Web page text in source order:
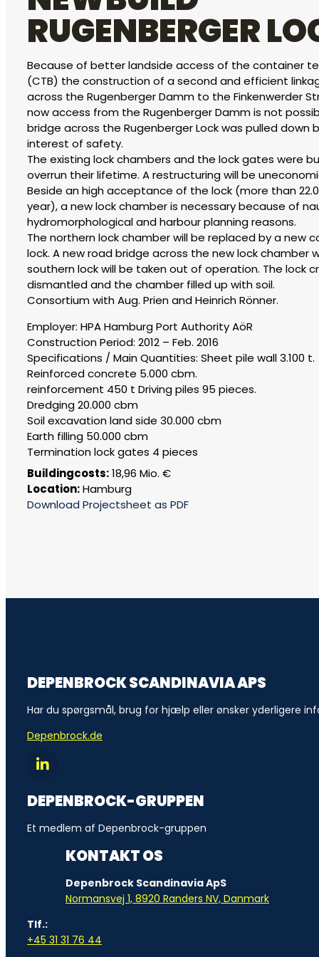
RUGENBERGER
Because of better landside access of the container
(CTB) the construction of a second and efficient
across the Rugenberger Damm to the Finkenwerder
now access from the Rugenberger Damm is not
bridge across the Rugenberger Lock was pulled down
interest of safety.
The existing lock chambers and the lock gates were
overrun their lifetime. A restructuring will be
Beside an high acceptance of the lock (more than
year), a new lock chamber is necessary because of
hydromorphological and harbour planning reasons.
The northern lock chamber will be replaced by a new
lock. A new road bridge across the new lock chamber
southern lock will be taken out of operation. The lock
dismantled and the chamber filled up with soil.
Consortium with Aug. Prien and Heinrich Rönner.
Employer: HPA Hamburg Port Authority AöR
Construction Period: 2012 – Feb. 2016
Specifications / Main Quantities: Sheet pile wall 3.100 t.
Reinforced concrete 5.000 cbm.
reinforcement 450 t Driving piles 95 pieces.
Dredging 20.000 cbm
Soil excavation land side 30.000 cbm
Earth filling 50.000 cbm
Termination lock gates 4 pieces
Buildingcosts:18,96 Mio. €
Location:Hamburg
Download Projectsheet as PDF
DEPENBROCK SCANDINAVIA APS
Har du spørgsmål, brug for hjælp eller ønsker yderligere
Depenbrock.de
DEPENBROCK-GRUPPEN
Et medlem af Depenbrock-gruppen
KONTAKT OS
Depenbrock Scandinavia ApS
Normansvej 1, 8920 Randers NV, Danmark
Tlf.:
+45 31 31 76 44